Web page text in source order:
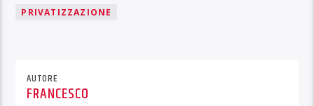
PRIVATIZZAZIONE
AUTORE
FRANCESCO